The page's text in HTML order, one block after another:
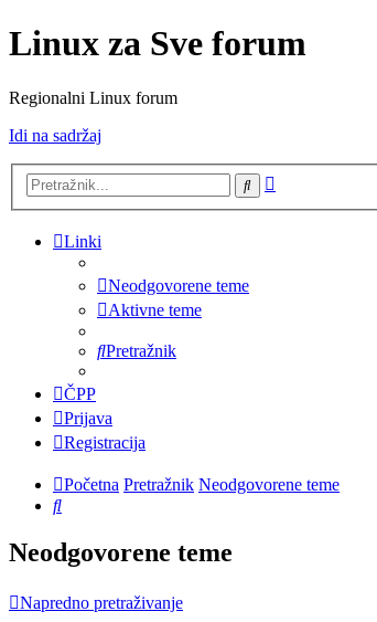
Linux za Sve forum
Regionalni Linux forum
Idi na sadržaj
Pretražnik
Linki
Neodgovorene teme
Aktivne teme
Pretražnik
ČPP
Prijava
Registracija
Početna Pretražnik Neodgovorene teme
Pretražnik
Neodgovorene teme
Napredno pretraživanje